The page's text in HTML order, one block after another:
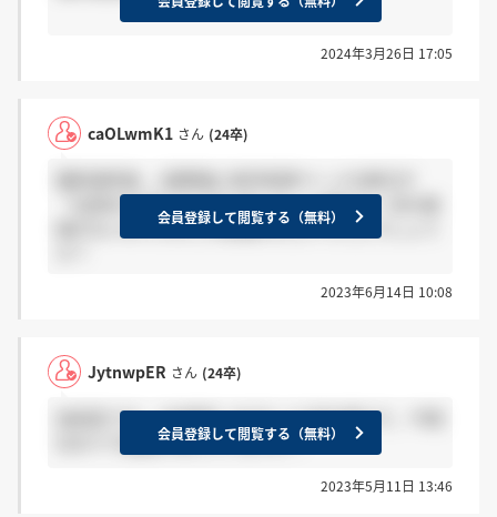
2024年3月26日 17:05
caOLwmK1 さん (24卒)
「出席ありがとうございました」に変わり一切の連
絡がないのですがこれは落ちたということでしょう
会員登録して閲覧する（無料）
2023年6月14日 10:08
JytnwpER さん (24卒)
技術系です。 GW直前（4/22）に2次を受けて，今現
在までで連絡が来た人いますか？
会員登録して閲覧する（無料）
2023年5月11日 13:46